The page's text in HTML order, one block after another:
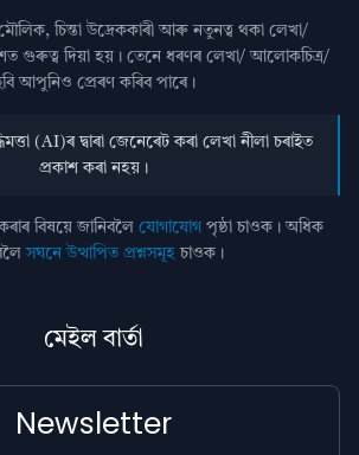
মৌলিক, চিন্তা উদ্রেককাৰী আৰু নতুনত্ব থকা লেখা/
গুৰুত্ব দিয়া হয়। তেনে ধৰণৰ লেখা/ আলোকচিত্ৰ/
আপুনিও প্রেৰণ কৰিব পাৰে।
(AI)ৰ দ্বাৰা জেনেৰেট কৰা লেখা নীলা চৰাইত
প্ৰকাশ কৰা নহয়।
বিষয়ে জানিবলৈ যোগাযোগ পৃষ্ঠা চাওক। অধিক
সঘনে উত্থাপিত প্ৰশ্নসমূহচাওক।
মেইল বাৰ্তা
Newsletter